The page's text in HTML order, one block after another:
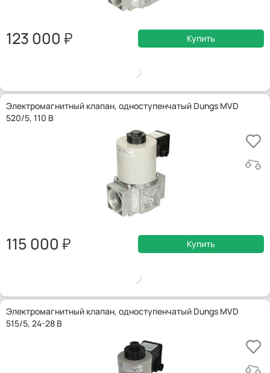
123 000 Купить
Электромагнитный клапан, одноступенчатый Dungs MVD
520/5, 110 В
115 000 Купить
Электромагнитный клапан, одноступенчатый Dungs MVD
515/5, 24-28 В